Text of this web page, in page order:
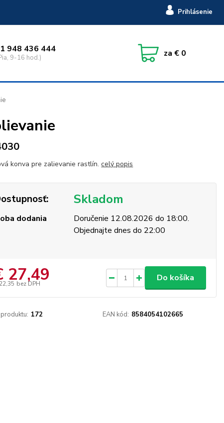
Prihlásenie
948 436 444
9-16 hod.) za € 0
konva pre zalievanie rastlín.celý popis
Skladom
dodania
Doručenie 12.08.2026 do 18:00.
Objednajte dnes do 22:00
27,49
bez DPH
Do košíka
172 EAN kód: 8584054102665